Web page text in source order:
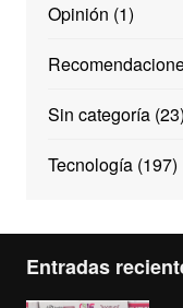
Opinión (1)
Sin categoría(23)
Tecnología(197)
Entradas